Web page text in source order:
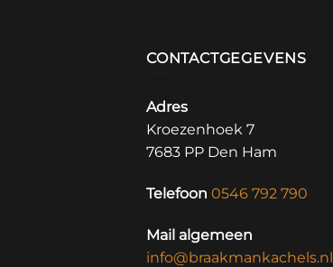
CONTACTGEGEVENS
Adres
Kroezenhoek 7
7683 PP Den Ham
Telefoon 0546 792 790
Mail algemeen
info@braakmankachels.nl